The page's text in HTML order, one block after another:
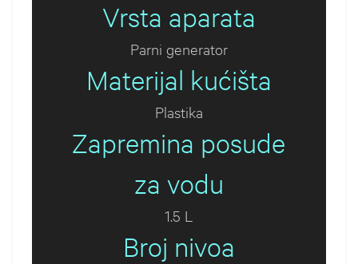
Vrsta aparata
Parni generator
Materijal kućišta
Plastika
Zapremina posude
za vodu
1.5 L
Broj nivoa